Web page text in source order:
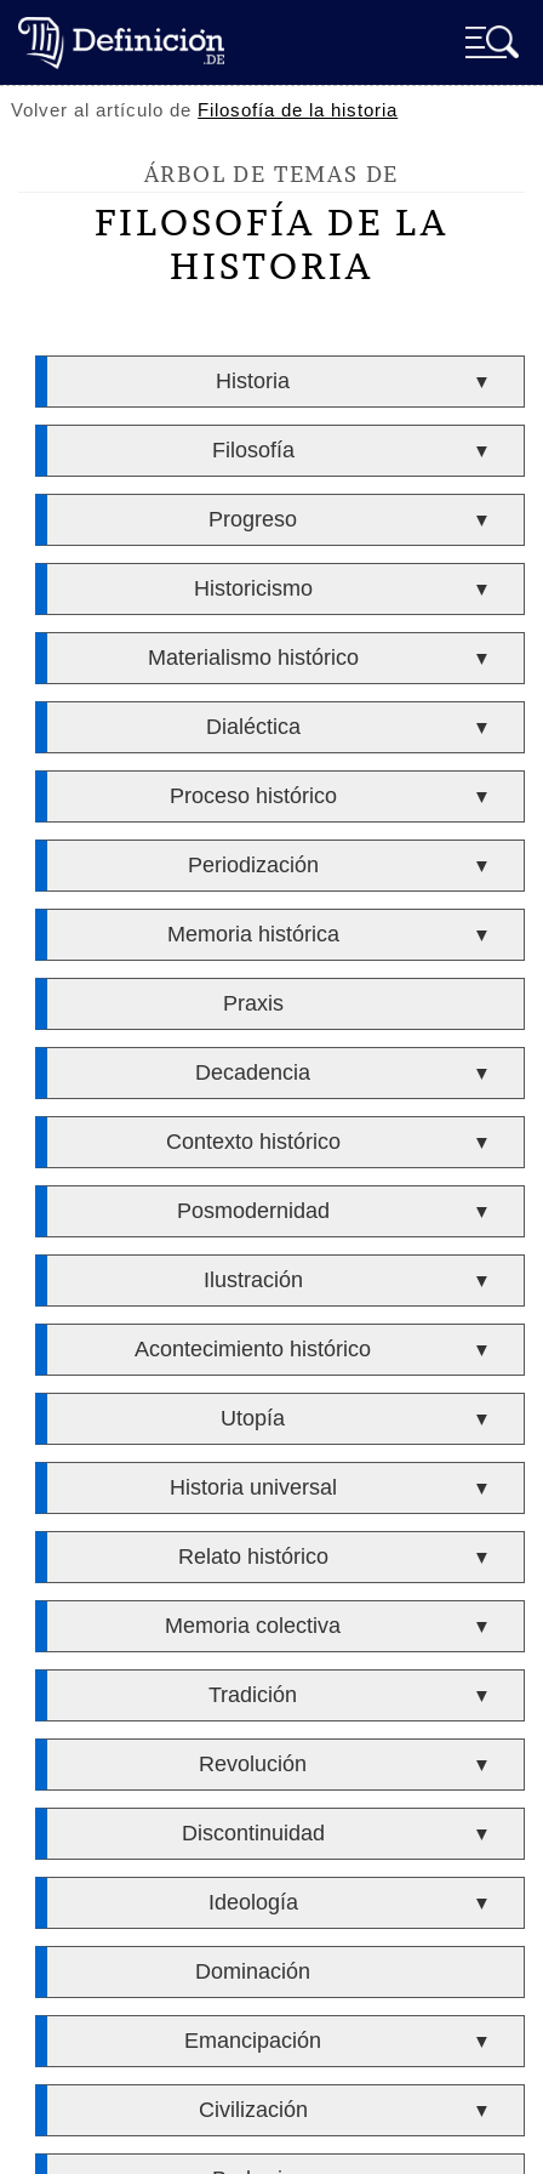
Volver al artículo de Filosofía de la historia
ÁRBOL DE TEMAS DE
FILOSOFÍA DE LA
HISTORIA
Historia ▼
Filosofía ▼
Progreso ▼
Historicismo ▼
Materialismo histórico ▼
Dialéctica ▼
Proceso histórico ▼
Periodización ▼
Memoria histórica ▼
Praxis
Decadencia ▼
Contexto histórico ▼
Posmodernidad ▼
Ilustración ▼
Acontecimiento histórico ▼
Utopía ▼
Historia universal ▼
Relato histórico ▼
Memoria colectiva ▼
Tradición ▼
Revolución ▼
Discontinuidad ▼
Ideología ▼
Dominación
Emancipación ▼
Civilización ▼